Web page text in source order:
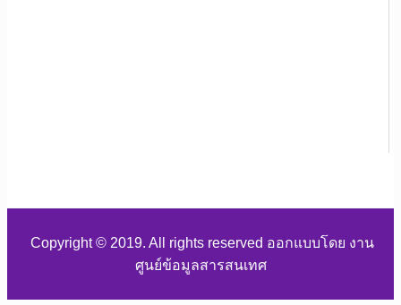
Copyright © 2019. All rights reserved ออกแบบโดย งาน
ศูนย์ข้อมูลสารสนเทศ